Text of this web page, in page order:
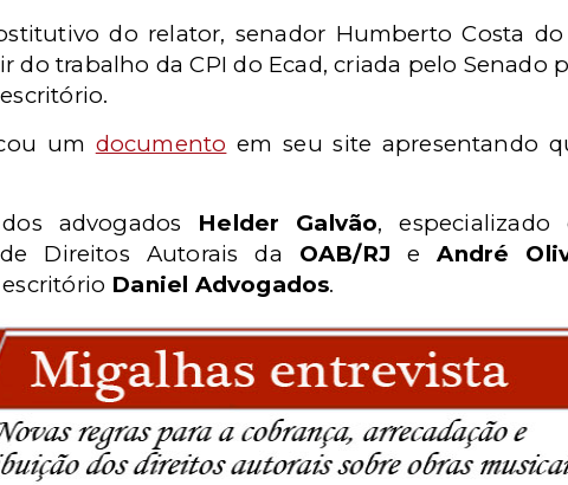
do relator, senador Humberto Costa do
do trabalho da CPI do Ecad, criada pelo Senado
um documento em seu site apresentando
advogados Helder Galvão,
Direitos Autorais da OAB/RJ eAndré
Daniel Advogados.